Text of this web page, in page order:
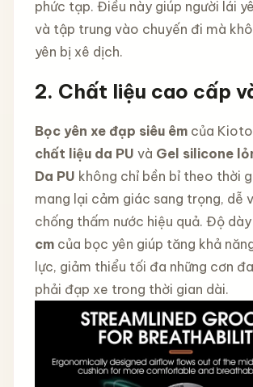
phức tạp. Điều này giúp người lái
và tập trung vào chuyến đi mà
yên bị xê dịch.
2. Chất liệu cao cấp
Bọc yên xe đạp siêu êmcủa
chất liệu da PU và Gel silicone
Da PU không chỉ bền bỉ theo thời
mang lại cảm giác sang trọng, dễ
chống thấm nước hiệu quả. Độ
cmcủa bọc yên giúp tăng khả
lực, giảm thiểu tối đa những cơn
phải đạp xe trong thời gian dài.